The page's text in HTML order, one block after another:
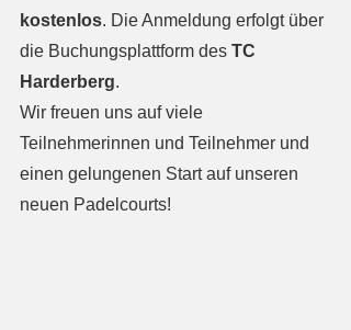
kostenlos. Die Anmeldung erfolgt über
die Buchungsplattform des TC
Harderberg.
Wir freuen uns auf viele
Teilnehmerinnen und Teilnehmer und
einen gelungenen Start auf unseren
neuen Padelcourts!